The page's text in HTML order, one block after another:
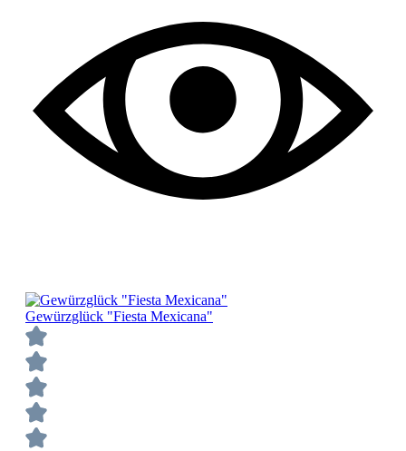
Gewürzglück "Fiesta Mexicana"